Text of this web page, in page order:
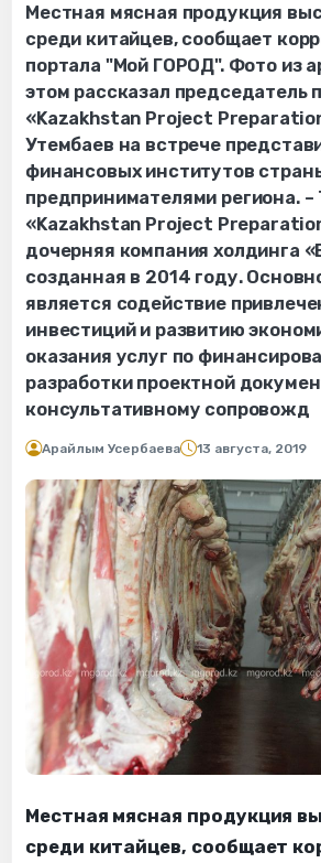
Местная мясная продукция
среди китайцев, сообщает
портала "Мой ГОРОД". Фото из
этом рассказал председатель
«Kazakhstan Project
Утембаев на встрече
финансовых институтов
предпринимателями региона. –
«Kazakhstan Project
дочерняя компания холдинга
созданная в 2014 году.
является содействие
инвестиций и развитию
оказания услуг по
разработки проектной
консультативному сопровожд
Арайлым Усербаева 13 августа, 2019
Местная мясная продукция
среди китайцев, сообщает